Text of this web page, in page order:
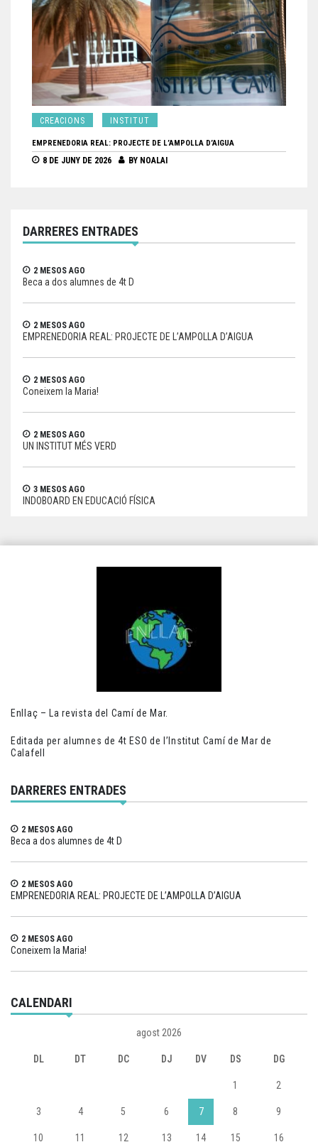
CREACIONS INSTITUT
EMPRENEDORIA REAL: PROJECTE DE L’AMPOLLA D’AIGUA
8 DE JUNY DE 2026 BY NOALAI
DARRERES ENTRADES
2 MESOS AGO
Beca a dos alumnes de 4t D
2 MESOS AGO
EMPRENEDORIA REAL: PROJECTE DE L’AMPOLLA D’AIGUA
2 MESOS AGO
Coneixem la Maria!
2 MESOS AGO
UN INSTITUT MÉS VERD
3 MESOS AGO
INDOBOARD EN EDUCACIÓ FÍSICA
Enllaç – La revista del Camí de Mar.
Editada per alumnes de 4t ESO de l’Institut Camí de Mar de
Calafell
DARRERES ENTRADES
2 MESOS AGO
Beca a dos alumnes de 4t D
2 MESOS AGO
EMPRENEDORIA REAL: PROJECTE DE L’AMPOLLA D’AIGUA
2 MESOS AGO
Coneixem la Maria!
CALENDARI
agost 2026
DL DT DC DJ DV DS DG
1 2
3 4 5 6 7 8 9
10 11 12 13 14 15 16